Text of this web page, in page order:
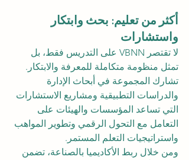
أكثر من تعليم: بحث وابتكار
واستشارات
لا تقتصر VBNN على التدريس فقط، بل
تمثل منظومة متكاملة للمعرفة والابتكار.
تشارك المجموعة في أبحاث الإدارة
والدراسات التطبيقية ومشاريع الاستشارات
التي تساعد المؤسسات والهيئات على
التعامل مع التحول الرقمي وتطوير المواهب
واستراتيجيات التعلم المستمر.
ومن خلال ربط الأكاديميا بالصناعة، تضمن